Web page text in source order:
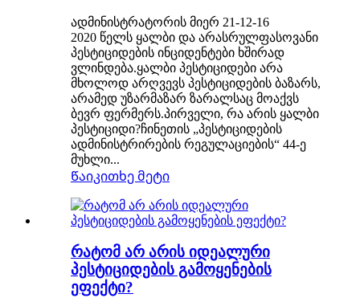
ადმინისტრატორის მიერ 21-12-16
2020 წელს ყალბი და არასრულფასოვანი
პესტიციდების ინციდენტები ხშირად
ვლინდება.ყალბი პესტიციდები არა
მხოლოდ არღვევს პესტიციდების ბაზარს,
არამედ უზარმაზარ ზარალსაც მოაქვს
ბევრ ფერმერს.პირველი, რა არის ყალბი
პესტიციდი?ჩინეთის „პესტიციდების
ადმინისტრირების რეგულაციების“ 44-ე
მუხლი...
Წაიკითხე მეტი
რატომ არ არის იდეალური
პესტიციდების გამოყენების
ეფექტი?